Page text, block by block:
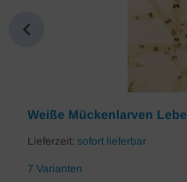
Weiße Mückenlarven
Lieferzeit: sofort lieferbar
7 Varianten